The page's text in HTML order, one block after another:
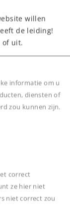
willen
de leiding!
of uit.
informatie om u
diensten of
zou kunnen zijn.
correct
ze hier niet
niet correct zou